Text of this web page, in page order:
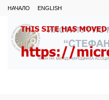
НАЧАЛО ENGLISH